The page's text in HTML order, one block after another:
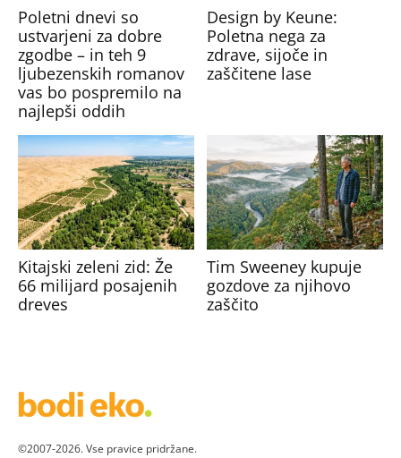
Poletni dnevi so
ustvarjeni za dobre
zgodbe – in teh 9
ljubezenskih romanov
vas bo pospremilo na
najlepši oddih
Design by Keune:
Poletna nega za
zdrave, sijoče in
zaščitene lase
Kitajski zeleni zid: Že
66 milijard posajenih
dreves
Tim Sweeney kupuje
gozdove za njihovo
zaščito
©2007-2026. Vse pravice pridržane.